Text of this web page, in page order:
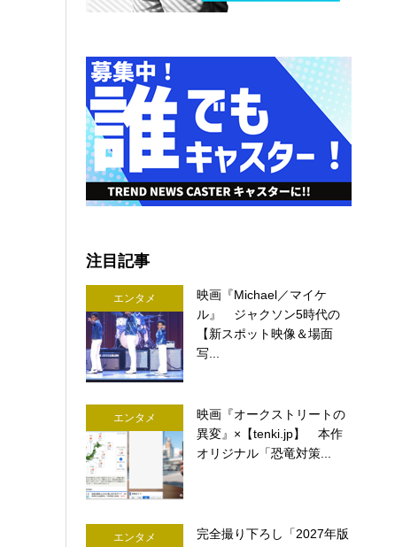
注目記事
エンタメ
映画『Michael／マイケ
ル』 ジャクソン5時代の
【新スポット映像＆場面
写...
エンタメ
映画『オークストリートの
異変』×【tenki.jp】 本作
オリジナル「恐竜対策...
エンタメ
完全撮り下ろし「2027年版